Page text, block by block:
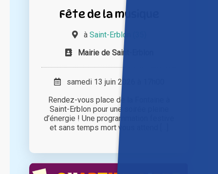
Fête de la musique
à Saint-Erblon (35)
Mairie de Saint-Erblon
samedi 13 juin 2026 à 17h00
Rendez-vous place de la Fontaine à
Saint-Erblon pour une soirée pleine
d’énergie ! Une programmation festive
et sans temps mort vous attend [...]